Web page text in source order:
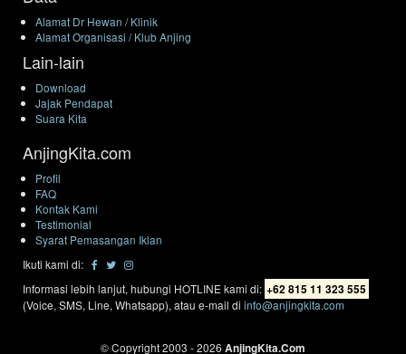
Alamat Dr Hewan / Klinik
Alamat Organisasi / Klub Anjing
Lain-lain
Download
Jajak Pendapat
Suara Kita
AnjingKita.com
Profil
FAQ
Kontak Kami
Testimonial
Syarat Pemasangan Iklan
Ikuti kami di:
Informasi lebih lanjut, hubungi HOTLINE kami di: +62 815 11 323 555
(Voice, SMS, Line, Whatsapp), atau e-mail di info@anjingkita.com
© Copyright 2003 - 2026 AnjingKita.Com